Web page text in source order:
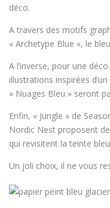
déco.
A travers des motifs
« Archetype Blue », le
A l’inverse, pour une
illustrations inspirées
« Nuages Bleu » seront
Enfin, « Jungle » de
Nordic Nest proposent
qui revisitent la teinte
Un joli choix, il ne vous